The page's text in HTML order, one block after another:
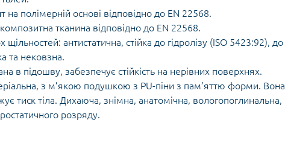
на полімерній основі відповідно до EN 22568.
тканина відповідно до EN 22568.
антистатична, стійка до гідролізу (ISO 5423:92), до
та нековзна.
в підошву, забезпечує стійкість на нерівних поверхнях.
з м’якою подушкою з PU-піни з пам’яттю форми. Вона
тиск тіла. Дихаюча, знімна, анатомічна, вологопоглинальна,
розряду.